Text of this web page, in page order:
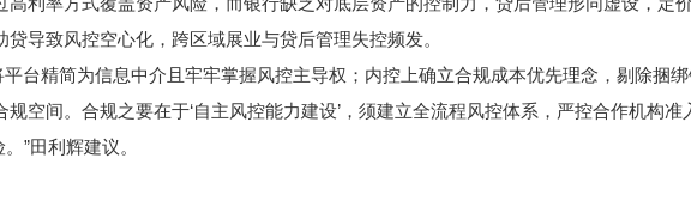
导致风控空心化，跨区域展业与贷后管理失控频发。
台精简为信息中介且牢牢掌握风控主导权；内控上确立合规成本优先理念，剔除捆
空间。合规之要在于‘自主风控能力建设’，须建立全流程风控体系，严控合作机构准
”田利辉建议。